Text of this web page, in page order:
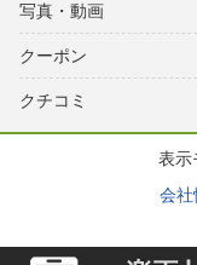
写真・動画
クーポン
クチコミ
表示
会社